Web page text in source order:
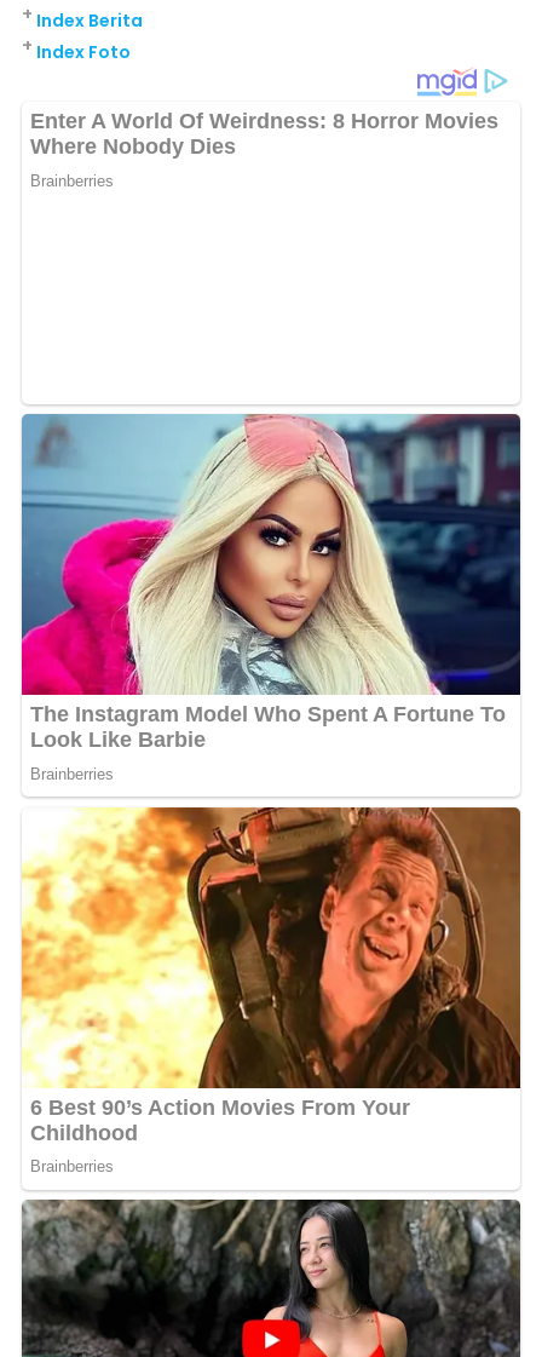
Index Berita
+
Index Foto
+